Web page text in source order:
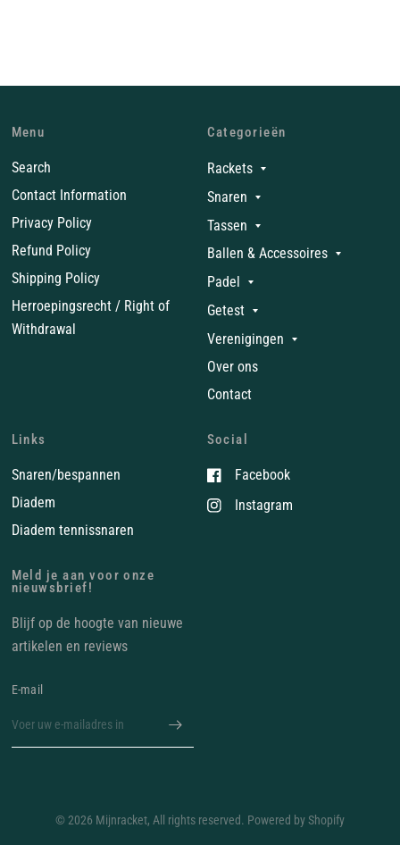
Menu
Search
Contact Information
Privacy Policy
Refund Policy
Shipping Policy
Herroepingsrecht / Right of
Withdrawal
Categorieën
Rackets
Snaren
Tassen
Ballen & Accessoires
Padel
Getest
Verenigingen
Over ons
Contact
Links
Snaren/bespannen
Diadem
Diadem tennissnaren
Social
Facebook
Instagram
Meld je aan voor onze
nieuwsbrief!
Blijf op de hoogte van nieuwe
artikelen en reviews
E‑mail
© 2026 Mijnracket, All rights reserved. Powered by Shopify